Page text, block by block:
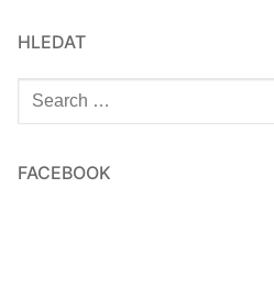
HLEDAT
Hledat:
FACEBOOK